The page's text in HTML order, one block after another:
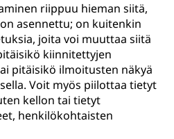
riippuu hieman siitä,
asennettu; on kuitenkin
joita voi muuttaa siitä
kiinnitettyjen
pitäisikö ilmoitusten näkyä
Voit myös piilottaa tietyt
kellon tai tietyt
henkilökohtaisten